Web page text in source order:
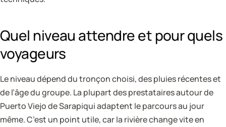
Quel niveau attendre et pour quels
voyageurs
Le niveau dépend du tronçon choisi, des pluies récentes et
de l’âge du groupe. La plupart des prestataires autour de
Puerto Viejo de Sarapiqui adaptent le parcours au jour
même. C’est un point utile, car la rivière change vite en